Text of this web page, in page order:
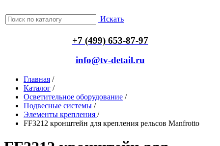
Искать
+7 (499) 653-87-97
info@tv-detail.ru
Главная /
Каталог /
Осветительное оборудование /
Подвесные системы /
Элементы крепления /
FF3212 кронштейн для крепления рельсов Manfrotto